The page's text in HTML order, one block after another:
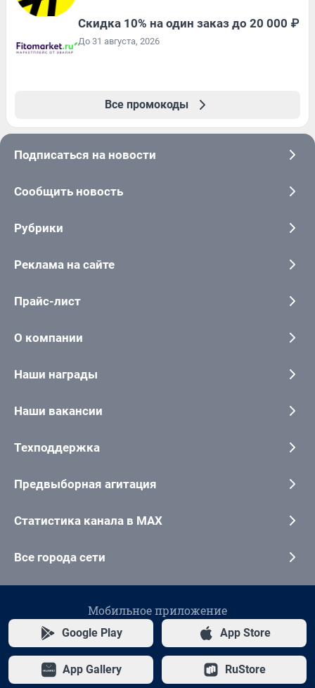
Скидка 10% на один заказ до 20 000 ₽
До 31 августа, 2026
Все промокоды
Подписаться на новости
Сообщить новость
Рубрики
Реклама на сайте
Прайс-лист
О компании
Наши награды
Наши вакансии
Техподдержка
Предвыборная агитация
Статистика канала в MAX
Все города сети
Мобильное приложение
Google Play App Store
App Gallery RuStore